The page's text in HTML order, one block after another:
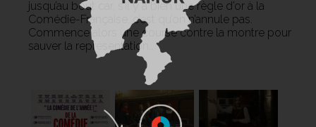
jusqu’au bout car, s’il y a bien une règle d’or à la
Comédie-Française, c’est qu’on n’annule pas.
Commence alors une course contre la montre pour
sauver la représentation…